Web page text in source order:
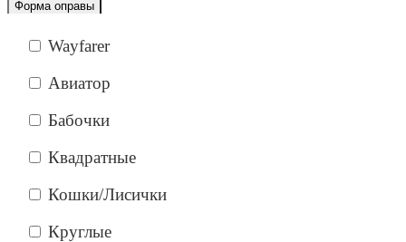
Форма оправы
Wayfarer
Авиатор
Бабочки
Квадратные
Кошки/Лисички
Круглые